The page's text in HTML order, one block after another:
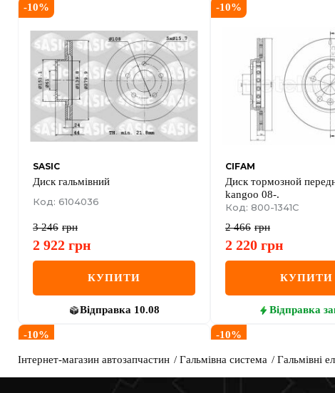
-10%
SASIC
Диск гальмівний
Код: 6104036
3 246 грн
2 922 грн
КУПИТИ
Відправка 10.08
-10%
CIFAM
Диск тормозной
kangoo 08-.
Код: 800-1341C
2 466 грн
2 220 грн
КУПИТИ
Відправка
-10% -10%
Інтернет-магазин автозапчастин Гальмівна система Гальмівні